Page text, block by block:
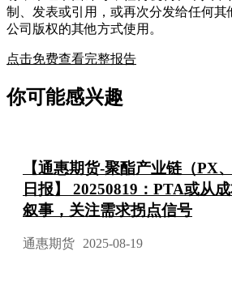
制、发表或引用，或再次分发给任何
公司版权的其他方式使用。
点击免费查看完整报告
你可能感兴趣
【通惠期货-聚酯产业链（PX
日报】 20250819：PTA或从
叙事，关注需求拐点信号
通惠期货 2025-08-19